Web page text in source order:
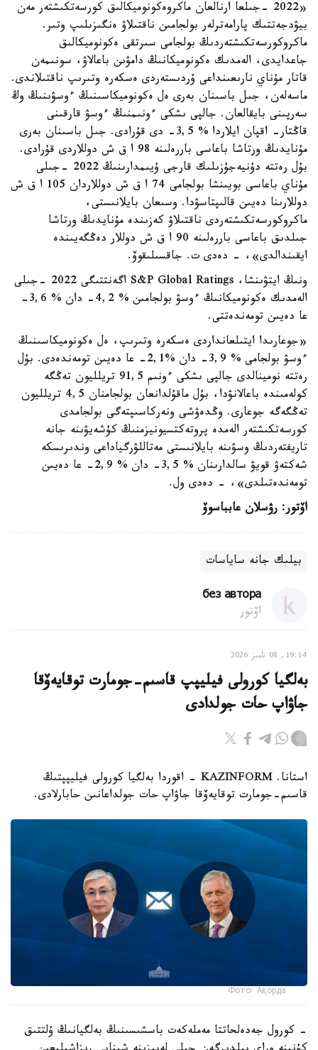
«2022 -جىلعا ارنالعان ماكروەكونوميكالىق كورسەتكىشتەر مەن
بيۋدجەتتىك پارامەترلەر بولجامىن ناقتىلاۋ ەنگىزىلىپ وتىر.
ماكروكورسەتكىشتەردىڭ بولجامى سىرتقى ەكونوميكالىق
جاعدايدى، الەمدىك ەكونوميكانىڭ دامۋىن باعالاۋ، سونىمەن
قاتار مۇناي نارىعىنداعى ۇردىستەردى ەسكەرە وتىرىپ ناقتىلاندى.
ماسەلەن، جىل باسىنان بەرى ەل ەكونوميكاسىنىڭ ءوسۋىنىڭ وڭ
سەرپىنى بايقالعان. جالپى ىشكى ءونىمنىڭ ءوسۋ قارقىنى
قاڭتار- اقپان ايلاردا % 3,5- دى قۇرادى. جىل باسىنان بەرى
مۇنايدىڭ ورتاشا باعاسى باررەلىنە 98 ا ق ش دوللاردى قۇرادى.
بۇل رەتتە دۇنيەجۇزىلىك قارجى ۇيىمدارىنىڭ 2022 -جىلى
مۇناي باعاسى بويىنشا بولجامى 74 ا ق ش دوللاردان 105 ا ق ش
دوللارىنا دەيىن قالىپتاسۋدا. وسىعان بايلانىستى،
ماكروكورسەتكىشتەردى ناقتىلاۋ كەزىندە مۇنايدىڭ ورتاشا
جىلدىق باعاسى باررەلىنە 90 ا ق ش دوللار دەڭگەيىندە
ايقىندالدى»، - دەدى ت. جاقسىلىقوۆ.
ونىڭ ايتۋىنشا، S&P Global Ratings اگەنتتىگى 2022 -جىلى
الەمدىك ەكونوميكانىڭ ءوسۋ بولجامىن % 4,2- دان % 3,6-
عا دەيىن تومەندەتتى.
«جوعارىدا ايتىلعانداردى ەسكەرە وتىرىپ، ەل ەكونوميكاسىنىڭ
ءوسۋ بولجامى % 3,9- دان %2,1- عا دەيىن تومەندەدى. بۇل
رەتتە نومينالدى جالپى ىشكى ءونىم 91,5 تريلليون تەڭگە
كولەمىندە باعالانۋدا، بۇل ماقۇلدانعان بولجامنان 4,5 تريلليون
تەڭگەگە جوعارى. وڭدەۋشى ونەركاسىپتەگى بولجامدى
كورسەتكىشتەر الەمدە پروتەكتسيونيزمنىڭ كۇشەيۋىنە جانە
تاريفتەردىڭ وسۋىنە بايلانىستى مەتاللۋرگياداعى وندىرىسكە
شەكتەۋ قويۋ سالدارىنان % 3,5- دان % 2,9- عا دەيىن
تومەندەتىلدى»، - دەدى ول.
اۆتور: رۋسلان عابباسوۆ
بيلىك جانە ساياسات
без автора
اۆتور
19:14, 08 تامىز 2026
بەلگيا كورولى فيليپپ قاسىم-جومارت توقايەۆقا
جاۋاپ حات جولدادى
استانا. KAZINFORM - اقوردا بەلگيا كورولى فيليپپتىڭ
قاسىم-جومارت توقايەۆقا جاۋاپ حات جولداعانىن حابارلادى.
Фото: Ақорда
- كورول جەدەلحاتتا مەملەكەت باسشىسىنىڭ بەلگيانىڭ ۇلتتىق